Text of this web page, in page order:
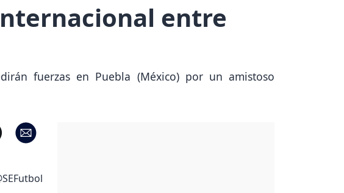
entre
fuerzas en Puebla (México) por un amistoso